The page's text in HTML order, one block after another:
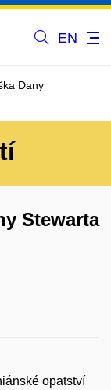
EN
Dany
Stewarta
opatství